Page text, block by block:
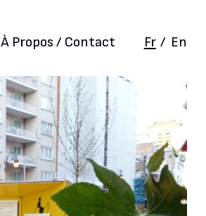
À Propos / Contact Fr / En